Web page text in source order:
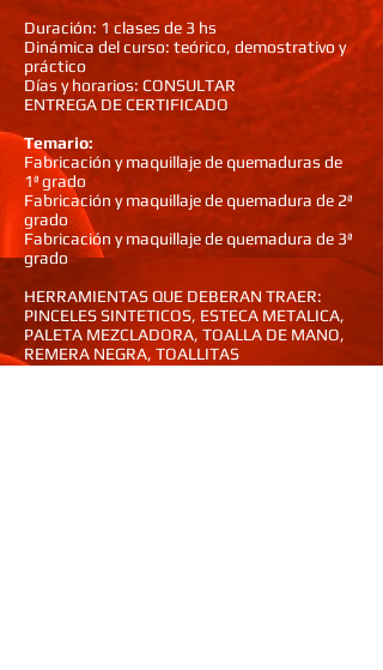
Duración: 1 clases de 3 hs
Dinámica del curso: teórico, demostrativo y
práctico
Días y horarios: CONSULTAR
ENTREGA DE CERTIFICADO
Temario:
Fabricación y maquillaje de quemaduras de
1ª grado
Fabricación y maquillaje de quemadura de 2ª
grado
Fabricación y maquillaje de quemadura de 3ª
grado
HERRAMIENTAS QUE DEBERAN TRAER:
PINCELES SINTETICOS, ESTECA METALICA,
PALETA MEZCLADORA, TOALLA DE MANO,
REMERA NEGRA, TOALLITAS